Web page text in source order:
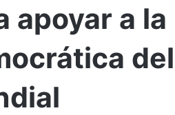
apoyar a